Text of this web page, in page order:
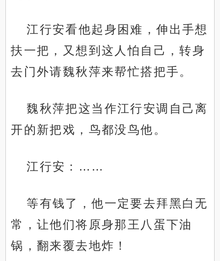
江行安看他起身困难，伸出手想
扶一把，又想到这人怕自己，转身
去门外请魏秋萍来帮忙搭把手。
魏秋萍把这当作江行安调自己离
开的新把戏，鸟都没鸟他。
江行安：……
等有钱了，他一定要去拜黑白无
常，让他们将原身那王八蛋下油
锅，翻来覆去地炸！